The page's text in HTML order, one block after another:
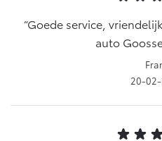
Goede service,
auto
20-